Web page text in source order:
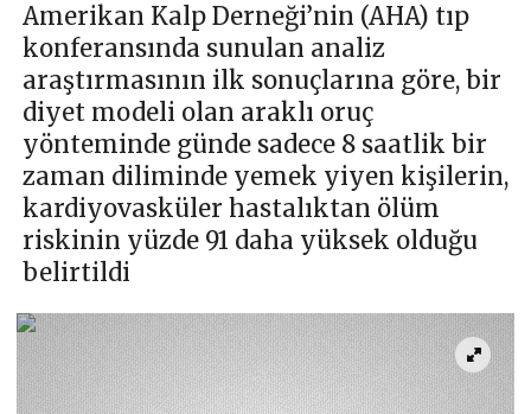
Amerikan Kalp Derneği’nin (AHA) tıp
konferansında sunulan analiz
araştırmasının ilk sonuçlarına göre, bir
diyet modeli olan araklı oruç
yönteminde günde sadece 8 saatlik bir
zaman diliminde yemek yiyen kişilerin,
kardiyovasküler hastalıktan ölüm
riskinin yüzde 91 daha yüksek olduğu
belirtildi